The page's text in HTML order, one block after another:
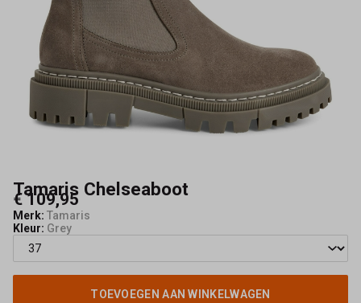
Schoenmode
Kerkhof
Tamaris Chelseaboot
€ 109,95
Merk: Tamaris
Kleur: Grey
TOEVOEGEN AAN WINKELWAGEN